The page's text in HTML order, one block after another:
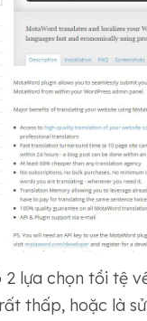
2 lựa chọn tồi tệ
thấp, hoặc là